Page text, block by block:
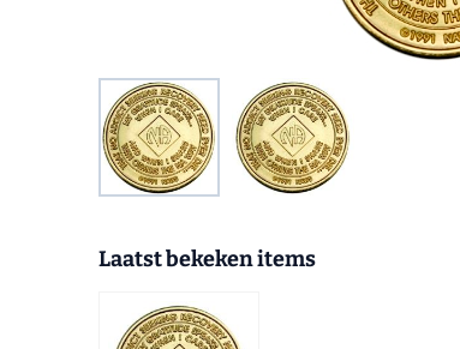
Laatst bekeken items